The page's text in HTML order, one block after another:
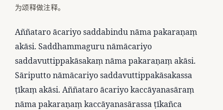
为颂释做注释。
Aññataro ācariyo saddabindu nāma pakaraṇaṃ
akāsi. Saddhammaguru nāmācariyo
saddavuttippakāsakaṃ nāma pakaraṇaṃ akāsi.
Sāriputto nāmācariyo saddavuttippakāsakassa
ṭīkaṃ akāsi. Aññataro ācariyo kaccāyanasāraṃ
nāma pakaraṇaṃ kaccāyanasārassa ṭīkañca